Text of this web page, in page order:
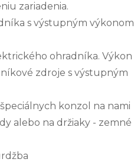
zariadenia.
s výstupným výkonom
ohradníka. Výkon
zdroje s výstupným
konzol na nami
alebo na držiaky - zemné